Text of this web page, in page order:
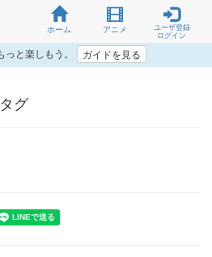
ホーム アニメ
ユーザ登録
ログイン
と楽しもう。 ガイドを見る
グ